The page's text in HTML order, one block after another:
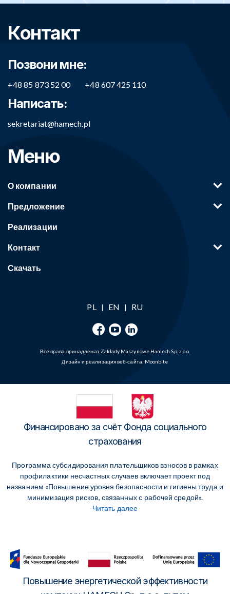
Контакт
Позвони мне:
+48 85 873 52 00 +48 607 425 110
Написать:
sekretariat@hamech.pl
Меню
О компании
Предложение
Реализации
Контакт
Скачать
PL | EN | RU
Все права принадлежат Zakłady Maszynowe Hamech Sp. z o.o.
Дизайн и реализация веб-сайта: Moonbite
Финансировано за счёт Фонда социального
страхования
Программа субсидирования плательщиков взносов в рамках
профилактики несчастных случаев включает проект под
названием «Повышение уровня безопасности и гигиены труда и
минимизация рисков, связанных с рабочей средой».
Читать далее
Повышение энергетической эффективности